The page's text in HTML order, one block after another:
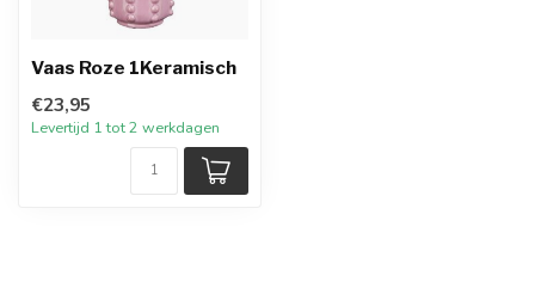
Vaas Roze 1Keramisch
€23,95
Levertijd 1 tot 2 werkdagen